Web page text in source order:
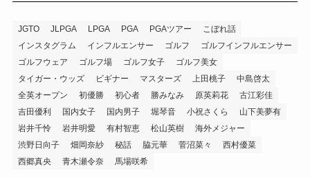
JGTO JLPGA LPGA PGA PGAツアー
こぼれ話
インスタグラム
インフルエンサー ゴルフ
ゴルフインフルエンサー
ゴルフウェア
ゴルフ場 ゴルフ女子
ゴルフ美女
タイガー・ウッズ
ビギナー マスターズ 上田桃子
中島啓太
全英オープン
初優勝 初心者 勝みなみ 原英莉花
古江彩佳
吉田優利
国内女子 国内男子 堀琴音 小祝さくら
山下美夢有
岩井千怜
岩井明愛 有村智恵 松山英樹
海外メジャー
渋野日向子
畑岡奈紗 秘話 脇元華 菅沼菜々
西村優菜
西郷真央
青木瀬令奈 馬場咲希